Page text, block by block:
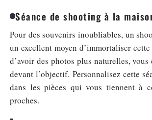
Séance de shooting à la
Pour des souvenirs inoubliables, un
un excellent moyen d’immortaliser
d’avoir des photos plus naturelles, vous
devant l’objectif. Personnalisez cette
dans les pièces qui vous tiennent à
proches.